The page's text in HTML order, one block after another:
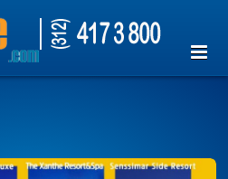
Lara, side, Bodrum, Marmaris,
dahil, kiralık villa.
tatil, ucuza tatil.mısır,antik mısır